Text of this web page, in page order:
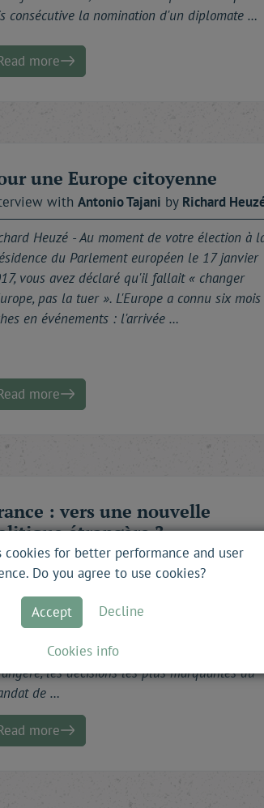
consécutive la nomination d'un diplomate …
more
une Europe citoyenne
with AntonioTajani by Richard
Heuzé -Au moment de votre élection à
du Parlement européen le 17 janvier
vous avez déclaré qu'il fallait « changer
pas la tuer ». L'Europe a connu six mois
en événements : l'arrivée …
more
: vers une nouvelle
étrangère ?
withThomasGomartby Grégory
qu'entend mener Emmanuel Macron,
par un bilan de l'action de son
À vos yeux, quelles ont été, en
les décisions les plus marquantes du
de …
more
cookies for better performance and user
Do you agree to use cookies?
Accept Decline
Cookies info